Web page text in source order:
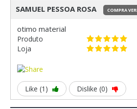
SAMUEL PESSOA ROSA COMPRA
otimo material
Produto
Loja
Like (1) Dislike (0)